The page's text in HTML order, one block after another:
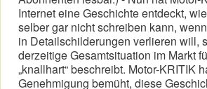
Internet eine Geschichte entdeckt,
selber gar nicht schreiben kann,
in Detailschilderungen verlieren will,
derzeitige Gesamtsituation im Markt
„knallhart“ beschreibt. Motor-KRITIK
Genehmigung bemüht, diese